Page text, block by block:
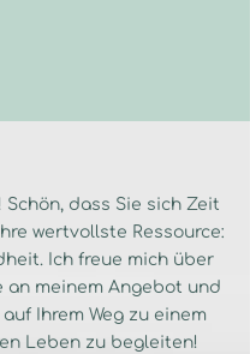
Schön, dass Sie sich Zeit
wertvollste Ressource:
Ich freue mich über
an meinem Angebot und
Ihrem Weg zu einem
Leben zu begleiten!